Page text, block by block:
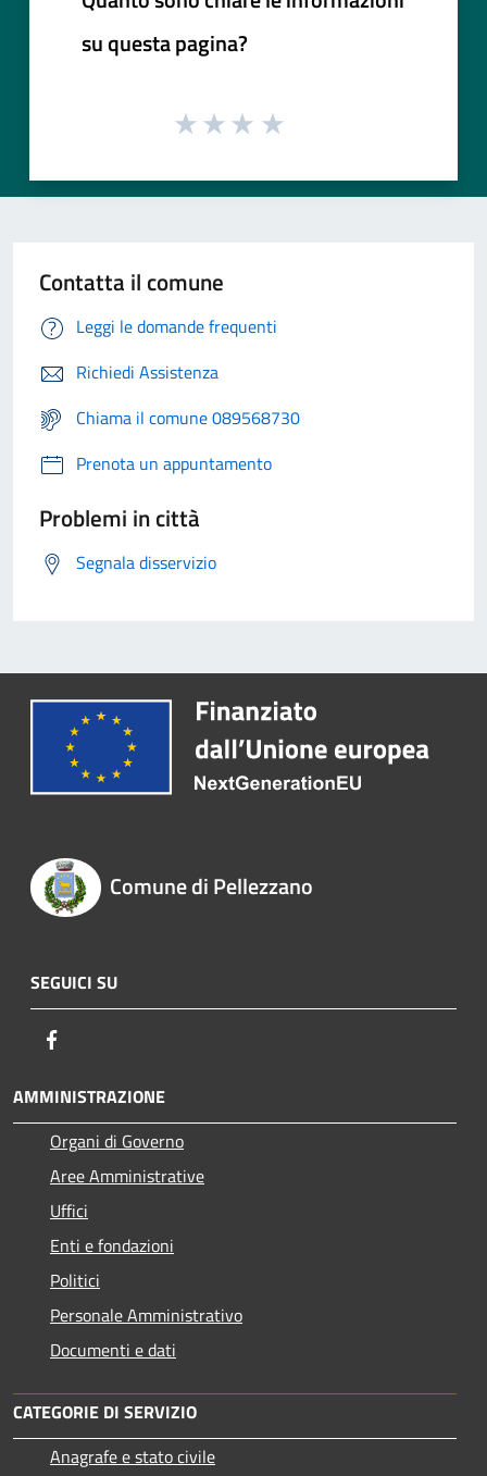
su questa pagina?
Contatta il comune
Leggi le domande frequenti
Richiedi Assistenza
Chiama il comune 089568730
Prenota un appuntamento
Problemi in città
Segnala disservizio
Comune di Pellezzano
SEGUICI SU
AMMINISTRAZIONE
Organi di Governo
Aree Amministrative
Uffici
Enti e fondazioni
Politici
Personale Amministrativo
Documenti e dati
CATEGORIE DI SERVIZIO
Anagrafe e stato civile